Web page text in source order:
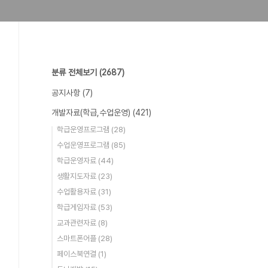
분류 전체보기 (2687)
공지사항 (7)
개발자료(학급,수업운영) (421)
학급운영프로그램 (28)
수업운영프로그램 (85)
학급운영자료 (44)
생활지도자료 (23)
수업활용자료 (31)
학급게임자료 (53)
교과관련자료 (8)
스마트폰어플 (28)
페이스북연결 (1)